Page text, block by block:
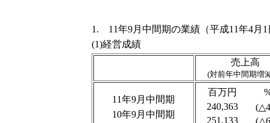
1. 11年9月中間期の業績（平成11年4月1
(1)経営成績
売上高
(対前年中間期増
11年9月中間期
10年9月中間期
百万円
240,363
251,133